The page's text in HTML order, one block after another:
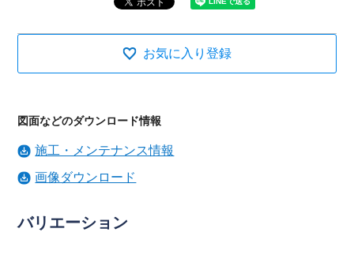
お気に入り登録
図面などのダウンロード情報
施工・メンテナンス情報
画像ダウンロード
バリエーション